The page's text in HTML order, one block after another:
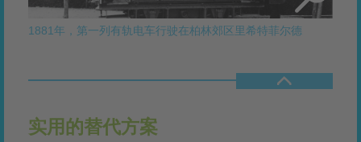
1881年，第一列有轨电车行驶在柏林郊区里希特菲尔德
实用的替代方案